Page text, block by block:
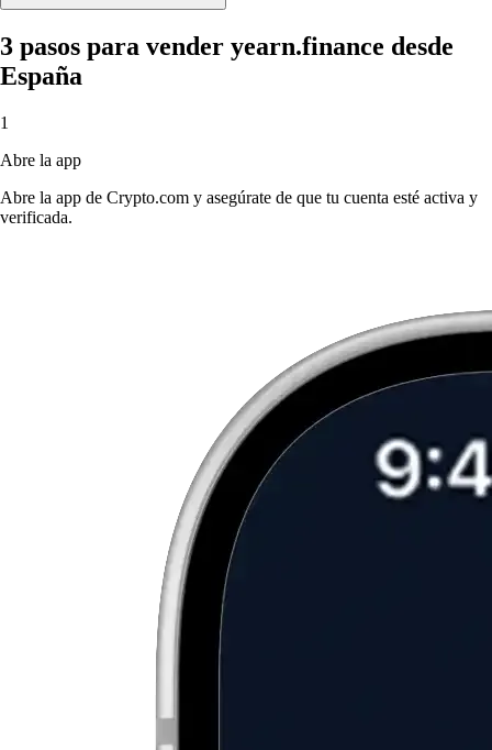
3 pasos para vender yearn.finance desde
España
1
Abre la app
Abre la app de Crypto.com y asegúrate de que tu cuenta esté activa y
verificada.